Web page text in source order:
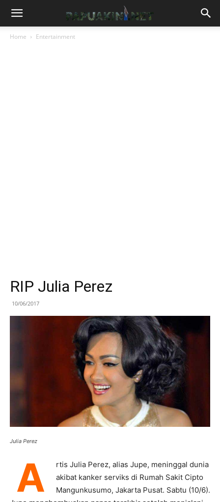
Home Entertainment
RIP Julia Perez
10/06/2017
Julia Perez
A
rtis Julia Perez, alias Jupe, meninggal dunia
akibat kanker serviks di Rumah Sakit Cipto
Mangunkusumo, Jakarta Pusat. Sabtu (10/6).